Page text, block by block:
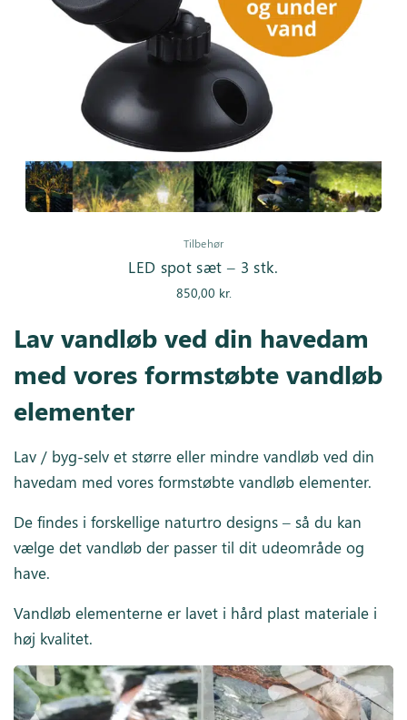
Tilbehør
LED spot sæt – 3 stk.
850,00 kr.
Lav vandløb ved din havedam
med vores formstøbte vandløb
elementer
Lav / byg-selv et større eller mindre vandløb ved din
havedam med vores formstøbte vandløb elementer.
De findes i forskellige naturtro designs – så du kan
vælge det vandløb der passer til dit udeområde og
have.
Vandløb elementerne er lavet i hård plast materiale i
høj kvalitet.